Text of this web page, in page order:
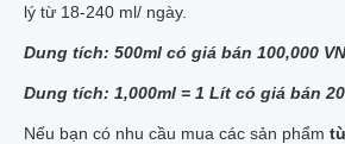
lý từ 18-240 ml/ ngày.
Dung tích: 500ml có giá bán 100,000
Dung tích: 1,000ml = 1 Lít có giá bán
Nếu bạn có nhu cầu mua các sản phẩm